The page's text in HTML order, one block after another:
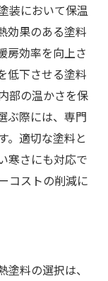
装において保温
効果のある塗料
房効率を向上さ
低下させる塗料
部の温かさを保
ぶ際には、専門
。適切な塗料と
寒さにも対応で
コストの削減に
料の選択は、